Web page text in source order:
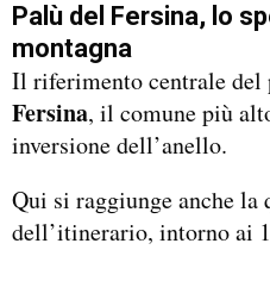
Palù del Fersina, lo
montagna
Il riferimento centrale del
Fersina, il comune più
inversione dell’anello.
Qui si raggiunge anche la
dell’itinerario, intorno ai